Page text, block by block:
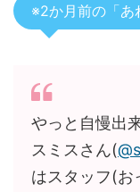
※2か月前の「あ
やっと自慢出
スミスさん(
はスタッフ(お